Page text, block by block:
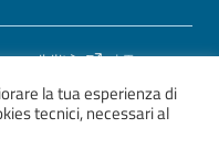
| Tema
Prototipo per siti PA di
la tua esperienza di
tecnici, necessari al